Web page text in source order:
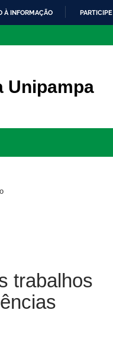
À INFORMAÇÃO PARTICIPE
Unipampa
trabalhos